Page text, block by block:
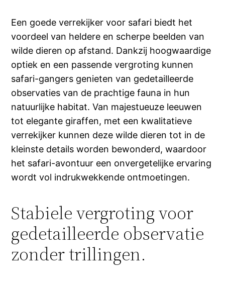
Een goede verrekijker voor safari biedt het
voordeel van heldere en scherpe beelden van
wilde dieren op afstand. Dankzij hoogwaardige
optiek en een passende vergroting kunnen
safari-gangers genieten van gedetailleerde
observaties van de prachtige fauna in hun
natuurlijke habitat. Van majestueuze leeuwen
tot elegante giraffen, met een kwalitatieve
verrekijker kunnen deze wilde dieren tot in de
kleinste details worden bewonderd, waardoor
het safari-avontuur een onvergetelijke ervaring
wordt vol indrukwekkende ontmoetingen.
Stabiele vergroting voor
gedetailleerde observatie
zonder trillingen.